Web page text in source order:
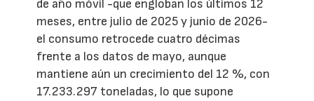
de año móvil -que engloban los últimos 12
meses, entre julio de 2025 y junio de 2026-
el consumo retrocede cuatro décimas
frente a los datos de mayo, aunque
mantiene aún un crecimiento del 12 %, con
17.233.297 toneladas, lo que supone